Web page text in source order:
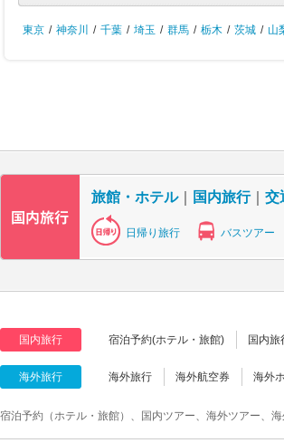
東京 / 神奈川 / 千葉 / 埼玉 / 群馬 / 栃木 / 茨城 / 山
旅館・ホテル｜ 国内旅行｜ 交
日帰り旅行 バスツアー
国内旅行 宿泊予約(ホテル・旅館) 国内旅
海外旅行 海外旅行 海外航空券 海外
宿泊予約（ホテル・旅館）、国内ツアー、海外ツアー、